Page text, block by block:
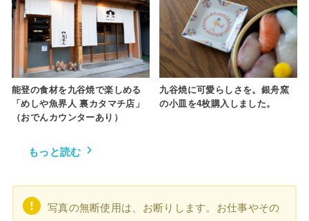
能登の食材を九谷焼で楽しめる
「めしや魚界人 裏カタマチ店」
（おでんカウンターあり）
九谷焼に可愛らしさを。銀舟窯
の小皿を4枚購入しました。
もっと読む
写真の無断使用は、お断りします。お仕事やその